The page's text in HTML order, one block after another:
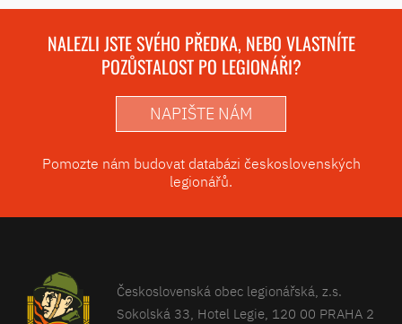
NALEZLI JSTE SVÉHO PŘEDKA, NEBO VLASTNÍTE
POZŮSTALOST PO LEGIONÁŘI?
NAPIŠTE NÁM
Pomozte nám budovat databázi československých
legionářů.
Československá obec legionářská, z.s.
Sokolská 33, Hotel Legie, 120 00 PRAHA 2